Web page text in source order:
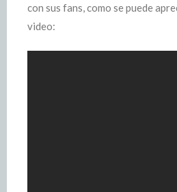
con sus fans, como se puede
video: